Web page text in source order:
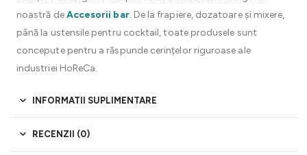
noastră deAccesorii bar. De la frapiere, dozatoare și mixere,
până la ustensile pentru cocktail, toate produsele sunt
concepute pentru a răspunde cerințelor riguroase ale
industriei HoReCa.
INFORMATII SUPLIMENTARE
RECENZII (0)